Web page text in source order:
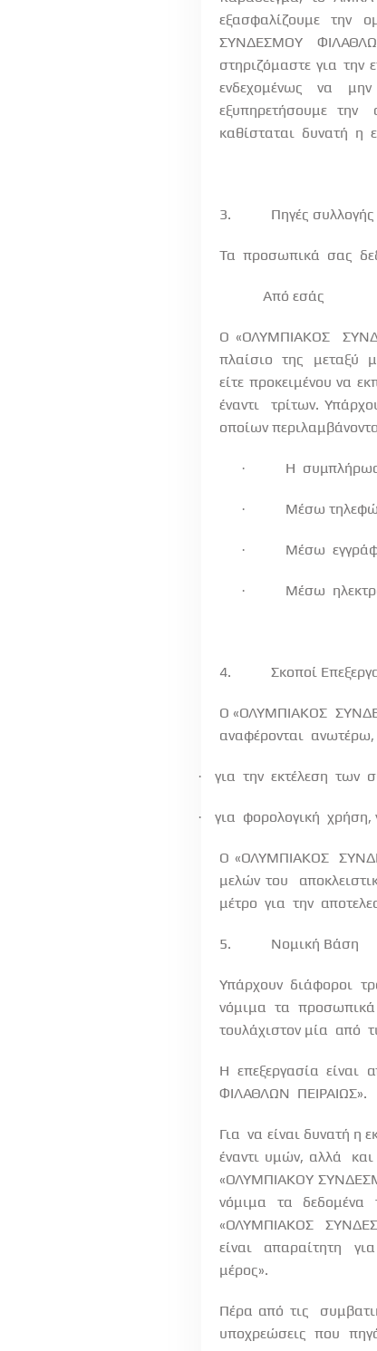
εξασφαλίζουμε
την
ΣΥΝΔΕΣΜΟΥ
στηριζόμαστε για την
ενδεχομένως
να μην
εξυπηρετήσουμε την
καθίσταται δυνατή η
3. Πηγές
Τα προσωπικά σας
Από εσάς
Ο «ΟΛΥΜΠΙΑΚΟΣ
πλαίσιο της μεταξύ
είτε προκειμένου να
έναντι
τρίτων.
οποίων
· Η
· Μέσω
· Μέσω
· Μέσω
4. Σκοποί
Ο «ΟΛΥΜΠΙΑΚΟΣ
αναφέρονται ανωτέρω,
· για την εκτέλεση των
· για φορολογική χρήση,
Ο «ΟΛΥΜΠΙΑΚΟΣ
μελών του
μέτρο για την
5. Νομική Βάση
Υπάρχουν διάφοροι
νόμιμα τα προσωπικά
τουλάχιστον μία από
Η επεξεργασία είναι
ΦΙΛΑΘΛΩΝ ΠΕΙΡΑΙΩΣ».
Για να είναι δυνατή
έναντι υμών, αλλά
και
«ΟΛΥΜΠΙΑΚΟΥ
νόμιμα
τα δεδομένα
«ΟΛΥΜΠΙΑΚΟΣ
είναι
απαραίτητη για
μέρος».
Πέρα από τις
υποχρεώσεις που